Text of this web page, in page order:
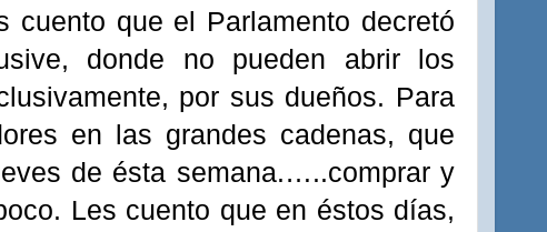
cuento que el Parlamento decretó
donde no pueden abrir los
por sus dueños. Para
en las grandes cadenas, que
de ésta semana.…..comprar y
Les cuento que en éstos días,